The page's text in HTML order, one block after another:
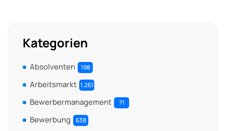
Kategorien
Absolventen 198
Arbeitsmarkt 1.261
Bewerbermanagement 71
Bewerbung 638